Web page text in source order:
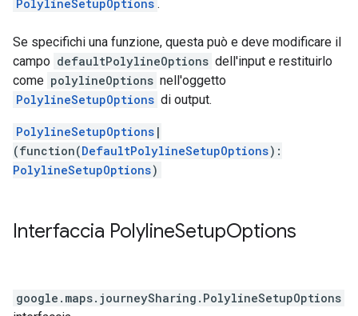
PolylineSetupOptions .
Se specifichi una funzione, questa può e deve modificare il
campo defaultPolylineOptions dell'input e restituirlo
come polylineOptions nell'oggetto
PolylineSetupOptions di output.
PolylineSetupOptions |
(function(DefaultPolylineSetupOptions):
PolylineSetupOptions)
Interfaccia PolylineSetupOptions
google.maps.journeySharing . PolylineSetupOptions